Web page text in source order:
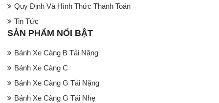
Quy Định Và Hình Thức Thanh Toán
Tin Tức
SẢN PHẨM NỔI BẬT
Bánh Xe Càng B Tải Nặng
Bánh Xe Càng C
Bánh Xe Càng G Tải Nặng
Bánh Xe Càng G Tải Nhẹ